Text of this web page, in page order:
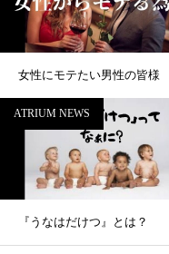
女性にモテたい男性の皆様
ATRIUM NEWS
『うなはだけつ』とは？